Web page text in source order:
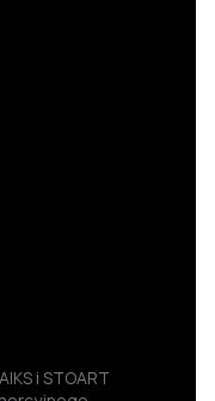
i STOART